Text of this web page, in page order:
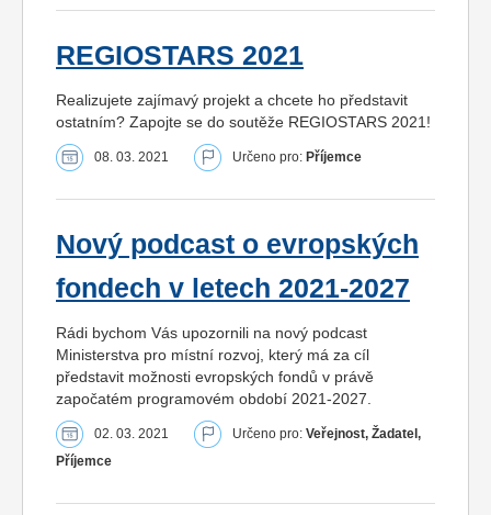
REGIOSTARS 2021
Realizujete zajímavý projekt a chcete ho představit
ostatním? Zapojte se do soutěže REGIOSTARS 2021!
08. 03. 2021 Určeno pro: Příjemce
Nový podcast o evropských
fondech v letech 2021-2027
Rádi bychom Vás upozornili na nový podcast
Ministerstva pro místní rozvoj, který má za cíl
představit možnosti evropských fondů v právě
započatém programovém období 2021-2027.
02. 03. 2021 Určeno pro: Veřejnost, Žadatel,
Příjemce